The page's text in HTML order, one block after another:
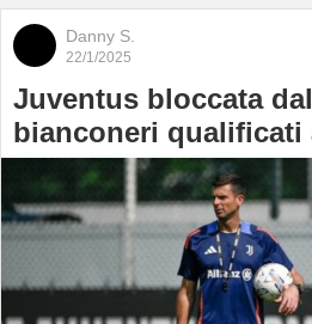
Danny S.
22/1/2025
Juventus bloccata
bianconeri qualificati